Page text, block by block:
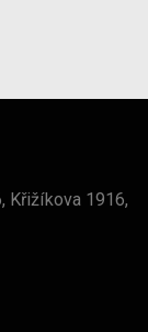
Křižíkova 1916,